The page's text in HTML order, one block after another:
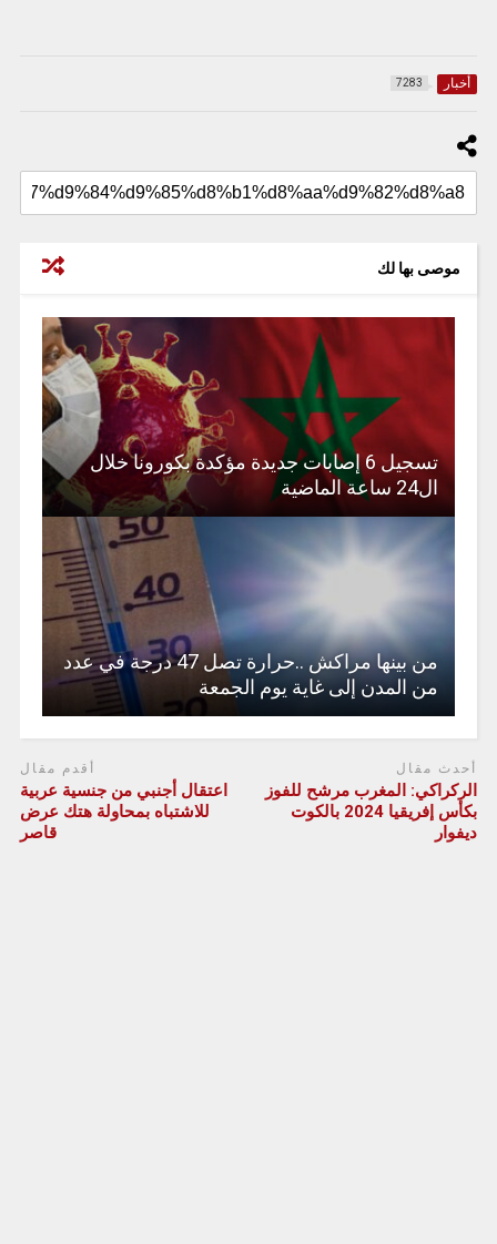
أخبار 7283
موصى بها لك
تسجيل 6 إصابات جديدة مؤكدة بكورونا خلال
ال24 ساعة الماضية
من بينها مراكش ..حرارة تصل 47 درجة في عدد
من المدن إلى غاية يوم الجمعة
أحدث مقال
الركراكي: المغرب مرشح للفوز
بكأس إفريقيا 2024 بالكوت
ديفوار
أقدم مقال
اعتقال أجنبي من جنسية عربية
للاشتباه بمحاولة هتك عرض
قاصر